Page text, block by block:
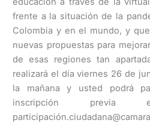
frente a la situación de la
Colombia y en el mundo, y
nuevas propuestas para
de esas regiones tan
realizará el día viernes 26 de
la mañana y usted podrá
inscripción